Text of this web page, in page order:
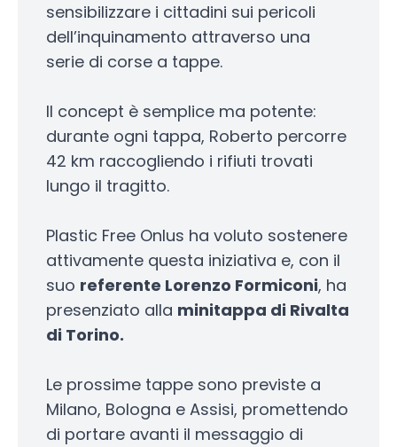
sensibilizzare i cittadini sui pericoli
dell’inquinamento attraverso una
serie di corse a tappe.
Il concept è semplice ma potente:
durante ogni tappa, Roberto percorre
42 km raccogliendo i rifiuti trovati
lungo il tragitto.
Plastic Free Onlus ha voluto sostenere
attivamente questa iniziativa e, con il
suo referente Lorenzo Formiconi, ha
presenziato alla minitappa di Rivalta
di Torino.
Le prossime tappe sono previste a
Milano, Bologna e Assisi, promettendo
di portare avanti il messaggio di